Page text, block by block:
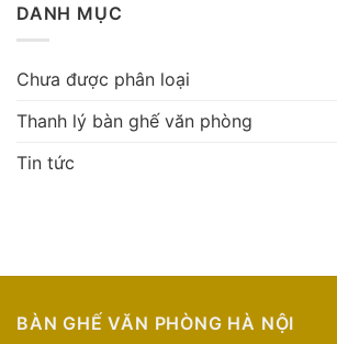
DANH MỤC
Chưa được phân loại
Thanh lý bàn ghế văn phòng
Tin tức
BÀN GHẾ VĂN PHÒNG HÀ NỘI